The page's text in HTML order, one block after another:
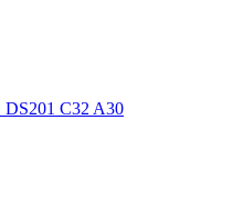
C32 A30